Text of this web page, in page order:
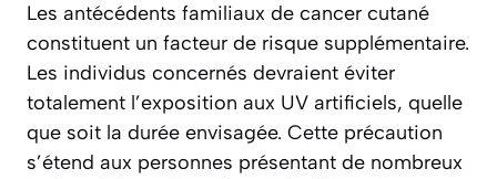
Les antécédents familiaux de cancer cutané
constituent un facteur de risque supplémentaire.
Les individus concernés devraient éviter
totalement l’exposition aux UV artificiels, quelle
que soit la durée envisagée. Cette précaution
s’étend aux personnes présentant de nombreux